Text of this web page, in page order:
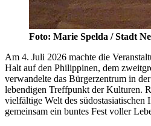
Foto: Marie Spelda / Stadt
Am 4. Juli 2026 machte die
Halt auf den Philippinen, dem
verwandelte das Bürgerzentrum in
lebendigen Treffpunkt der Kulturen.
vielfältige Welt des südostasiatischen
gemeinsam ein buntes Fest voller